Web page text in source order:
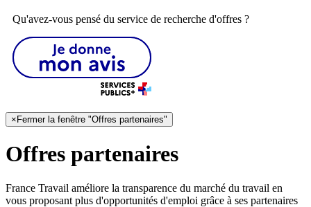
Qu'avez-vous pensé du service de recherche d'offres ?
× Fermer la fenêtre "Offres partenaires"
Offres partenaires
France Travail améliore la transparence du marché du travail en
vous proposant plus d'opportunités d'emploi grâce à ses partenaires